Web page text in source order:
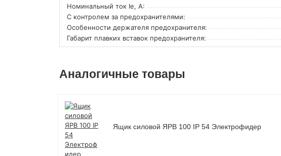
Номинальный ток Ie, А:
С контролем за предохранителями:
Особенности держателя предохранителя:
Габарит плавких вставок предохранителя:
Аналогичные товары
Ящик силовой ЯРВ 100 IP 54 Электрофидер